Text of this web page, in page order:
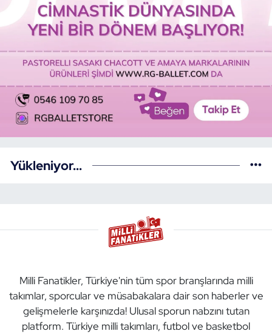
Yükleniyor...
Milli Fanatikler, Türkiye'nin tüm spor branşlarında milli
takımlar, sporcular ve müsabakalara dair son haberler ve
gelişmelerle karşınızda! Ulusal sporun nabzını tutan
platform. Türkiye milli takımları, futbol ve basketbol